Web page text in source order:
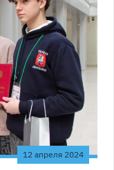
12 апреля 2024